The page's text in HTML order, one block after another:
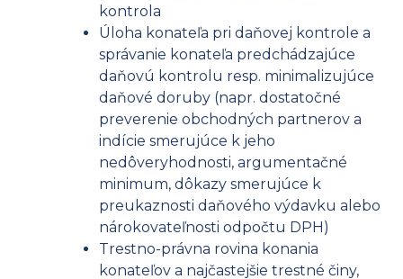
kontrola
Úloha konateľa pri daňovej kontrole a
správanie konateľa predchádzajúce
daňovú kontrolu resp. minimalizujúce
daňové doruby (napr. dostatočné
preverenie obchodných partnerov a
indície smerujúce k jeho
nedôveryhodnosti, argumentačné
minimum, dôkazy smerujúce k
preukaznosti daňového výdavku alebo
nárokovateľnosti odpočtu DPH)
Trestno-právna rovina konania
konateľov a najčastejšie trestné činy,